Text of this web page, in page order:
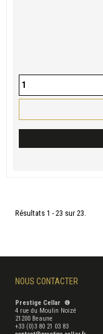
Résultats 1 - 23 sur 23.
NOUS CONTACTER
Prestige Cellar ®
4 rue du Moulin Noizé
21200 Beaune
+33 (0)3 80 21 03 83